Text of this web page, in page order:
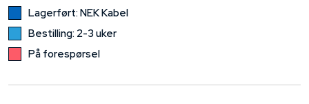
Lagerført: NEK Kabel
Bestilling: 2-3 uker
På forespørsel